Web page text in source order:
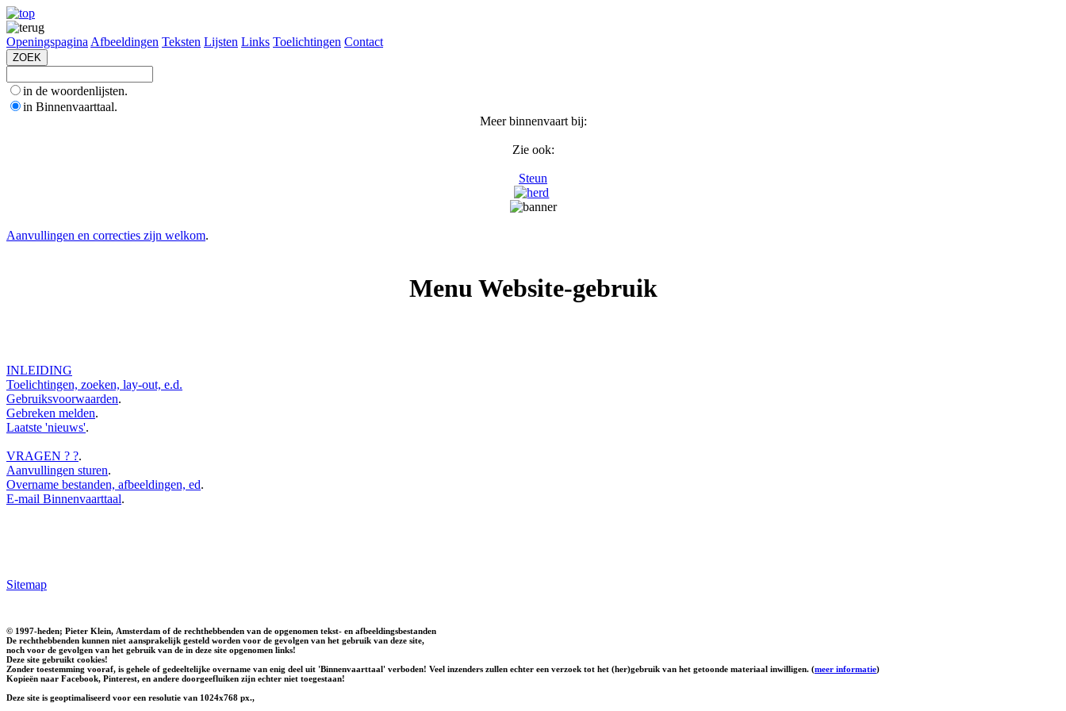
Openingspagina Afbeeldingen Teksten Lijsten Links Toelichtingen Contact
in de woordenlijsten.
in Binnenvaarttaal.
Meer binnenvaart bij:
Zie ook:
Steun
Aanvullingen en correcties zijn welkom.
Menu Website-gebruik
INLEIDING
Toelichtingen, zoeken, lay-out, e.d.
Gebruiksvoorwaarden.
Gebreken melden.
Laatste 'nieuws'.
VRAGEN ? ?.
Aanvullingen sturen.
Overname bestanden, afbeeldingen, ed.
E-mail Binnenvaarttaal.
Sitemap
© 1997-heden; Pieter Klein, Amsterdam of de rechthebbenden van de opgenomen tekst- en afbeeldingsbestanden
De rechthebbenden kunnen niet aansprakelijk gesteld worden voor de gevolgen van het gebruik van deze site,
noch voor de gevolgen van het gebruik van de in deze site opgenomen links!
Deze site gebruikt cookies!
Zonder toestemming vooraf, is gehele of gedeeltelijke overname van enig deel uit 'Binnenvaarttaal' verboden! Veel inzenders zullen echter een verzoek tot het (her)gebruik van het getoonde materiaal inwilligen. (meer informatie)
Kopieën naar Facebook, Pinterest, en andere doorgeefluiken zijn echter niet toegestaan!
Deze site is geoptimaliseerd voor een resolutie van 1024x768 px.,